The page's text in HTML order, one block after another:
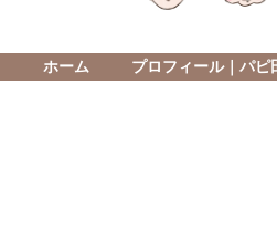
ホーム プロフィール｜パピ